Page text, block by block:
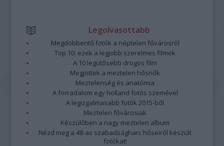
Legolvasottabb
Megdöbbentő fotók a néptelen fővárosról
Top 10: ezek a legjobb szerelmes filmek
A 10 legütősebb drogos film
Megjöttek a meztelen hősnők
Meztelenség és anatómia
A forradalom egy holland fotós szemével
A legizgalmasabb fotók 2015-ből
Meztelen fővárosiak
Készülőben a nagy meztelen album
Nézd meg a 48-as szabadságharc hőseiről készült
fotókat!